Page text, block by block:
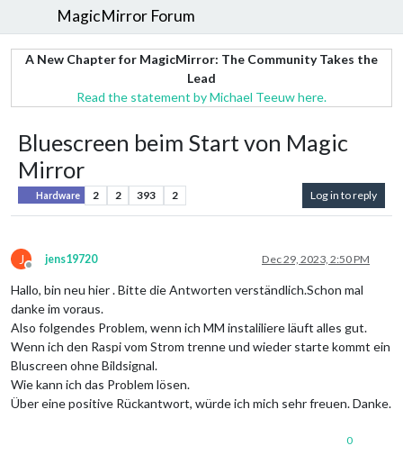
MagicMirror Forum
A New Chapter for MagicMirror: The Community Takes the
Lead
Read the statement by Michael Teeuw here.
Bluescreen beim Start von Magic
Mirror
Hardware 2 2 393 2 Log in to reply
J
Offline
jens19720 Dec 29, 2023, 2:50 PM
Hallo, bin neu hier . Bitte die Antworten verständlich.Schon mal
danke im voraus.
Also folgendes Problem, wenn ich MM instaliliere läuft alles gut.
Wenn ich den Raspi vom Strom trenne und wieder starte kommt ein
Bluscreen ohne Bildsignal.
Wie kann ich das Problem lösen.
Über eine positive Rückantwort, würde ich mich sehr freuen. Danke.
0